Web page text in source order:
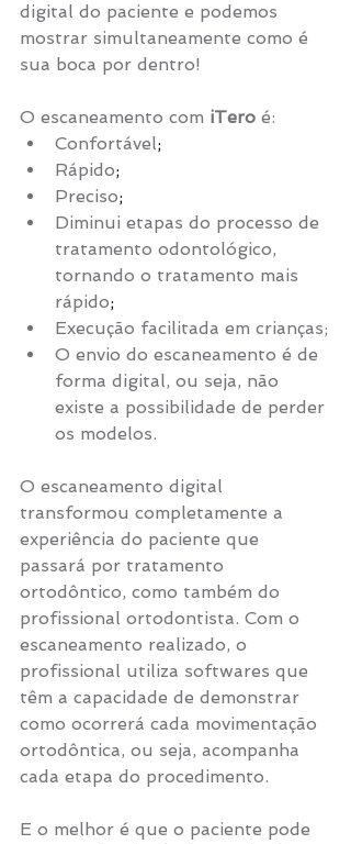
digital do paciente e podemos
mostrar simultaneamente como é
sua boca por dentro!
O escaneamento com iTero é:
Confortável;
Rápido;
Preciso;
Diminui etapas do processo de
tratamento odontológico,
tornando o tratamento mais
rápido;
Execução facilitada em crianças;
O envio do escaneamento é de
forma digital, ou seja, não
existe a possibilidade de perder
os modelos.
O escaneamento digital
transformou completamente a
experiência do paciente que
passará por tratamento
ortodôntico, como também do
profissional ortodontista. Com o
escaneamento realizado, o
profissional utiliza softwares que
têm a capacidade de demonstrar
como ocorrerá cada movimentação
ortodôntica, ou seja, acompanha
cada etapa do procedimento.
E o melhor é que o paciente pode